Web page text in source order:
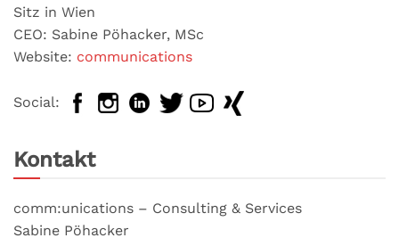
Sitz in Wien
CEO: Sabine Pöhacker, MSc
Website: communications
Social:
Kontakt
comm:unications – Consulting & Services
Sabine Pöhacker